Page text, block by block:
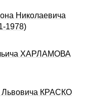
Николаевича
1978)
ХАРЛАМОВА
Львовича КРАСКО